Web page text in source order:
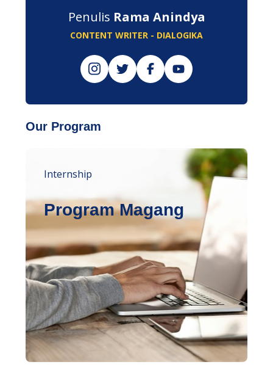
Penulis Rama Anindya
CONTENT WRITER - DIALOGIKA
Our Program
Internship
Program Magang